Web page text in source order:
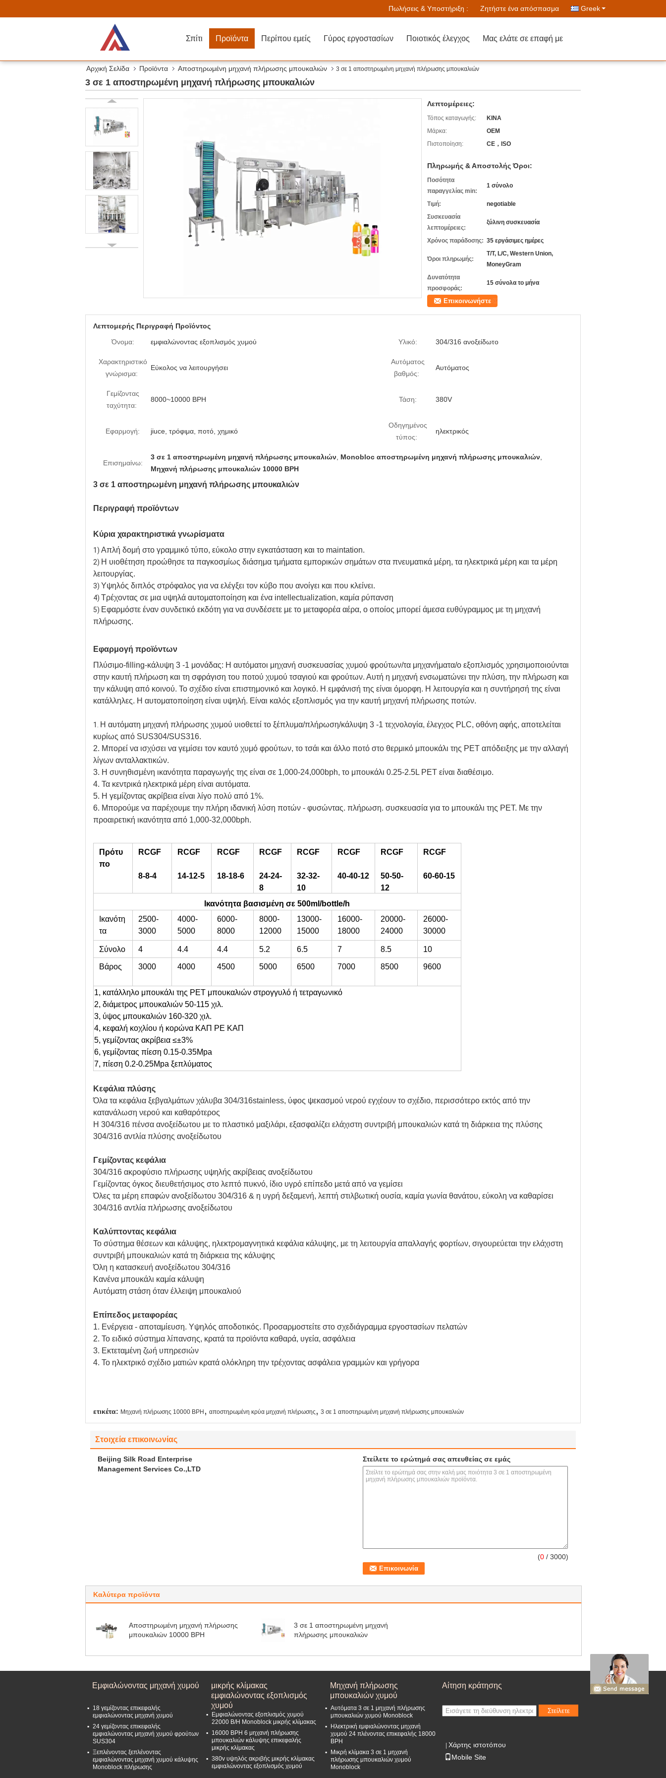
Πωλήσεις & Υποστήριξη : Ζητήστε ένα απόσπασμα Greek
Σπίτι Προϊόντα Περίπου εμείς Γύρος εργοστασίων Ποιοτικός έλεγχος Μας ελάτε σε επαφή με
Αρχική Σελίδα Προϊόντα Αποστηρωμένη μηχανή πλήρωσης μπουκαλιών 3 σε 1 αποστηρωμένη μηχανή πλήρωσης μπουκαλιών
3 σε 1 αποστηρωμένη μηχανή πλήρωσης μπουκαλιών
Λεπτομέρειες:
Τόπος καταγωγής:
ΚΙΝΑ
Μάρκα:
OEM
Πιστοποίηση:
CE，ISO
Πληρωμής & Αποστολής Όροι:
Ποσότητα
παραγγελίας min:
1 σύνολο
Τιμή:
negotiable
Συσκευασία
λεπτομέρειες:
ξύλινη συσκευασία
Χρόνος παράδοσης: 35 εργάσιμες ημέρες
Όροι πληρωμής:
T/T, L/C, Western Union,
MoneyGram
Δυνατότητα
προσφοράς:
15 σύνολα το μήνα
Επικοινωνήστε
Λεπτομερής Περιγραφή Προϊόντος
Όνομα:
εμφιαλώνοντας εξοπλισμός χυμού Υλικό: 304/316 ανοξείδωτο
Χαρακτηριστικό
γνώρισμα:
Εύκολος να λειτουργήσει
Αυτόματος
βαθμός:
Αυτόματος
Γεμίζοντας
ταχύτητα:
8000~10000 BPH Τάση: 380V
Εφαρμογή: jiuce, τρόφιμα, ποτό, χημικό
Οδηγημένος
τύπος:
ηλεκτρικός
Επισημαίνω:
3 σε 1 αποστηρωμένη μηχανή πλήρωσης μπουκαλιών Monobloc αποστηρωμένη μηχανή πλήρωσης μπουκαλιών
Μηχανή πλήρωσης μπουκαλιών 10000 BPH
3 σε 1 αποστηρωμένη μηχανή πλήρωσης μπουκαλιών
Περιγραφή προϊόντων
Κύρια χαρακτηριστικά γνωρίσματα
1) Απλή δομή στο γραμμικό τύπο, εύκολο στην εγκατάσταση και το maintation.
2) Η υιοθέτηση προώθησε τα παγκοσμίως διάσημα τμήματα εμπορικών σημάτων στα πνευματικά μέρη, τα ηλεκτρικά μέρη και τα μέρη
λειτουργίας.
3) Υψηλός διπλός στρόφαλος για να ελέγξει τον κύβο που ανοίγει και που κλείνει.
4) Τρέχοντας σε μια υψηλά αυτοματοποίηση και ένα intellectualization, καμία ρύπανση
5) Εφαρμόστε έναν συνδετικό εκδότη για να συνδέσετε με το μεταφορέα αέρα, ο οποίος μπορεί άμεσα ευθύγραμμος με τη μηχανή
πλήρωσης.
Εφαρμογή προϊόντων
Πλύσιμο-filling-κάλυψη 3 -1 μονάδας: Η αυτόματοι μηχανή συσκευασίας χυμού φρούτων/τα μηχανήματα/ο εξοπλισμός χρησιμοποιούνται
στην καυτή πλήρωση και τη σφράγιση του ποτού χυμού τσαγιού και φρούτων. Αυτή η μηχανή ενσωματώνει την πλύση, την πλήρωση και
την κάλυψη από κοινού. Το σχέδιο είναι επιστημονικό και λογικό. Η εμφάνισή της είναι όμορφη. Η λειτουργία και η συντήρησή της είναι
κατάλληλες. Η αυτοματοποίηση είναι υψηλή. Είναι καλός εξοπλισμός για την καυτή μηχανή πλήρωσης ποτών.
1.
Η αυτόματη μηχανή πλήρωσης χυμού υιοθετεί το ξέπλυμα/πλήρωση/κάλυψη 3 -1 τεχνολογία, έλεγχος PLC, οθόνη αφής, αποτελείται
κυρίως από SUS304/SUS316.
2. Μπορεί να ισχύσει να γεμίσει τον καυτό χυμό φρούτων, το τσάι και άλλο ποτό στο θερμικό μπουκάλι της PET απόδειξης με την αλλαγή
λίγων ανταλλακτικών.
3. Η συνηθισμένη ικανότητα παραγωγής της είναι σε 1,000-24,000bph, το μπουκάλι 0.25-2.5L PET είναι διαθέσιμο.
4. Τα κεντρικά ηλεκτρικά μέρη είναι αυτόματα.
5. Η γεμίζοντας ακρίβεια είναι λίγο πολύ από 1%.
6. Μπορούμε να παρέχουμε την πλήρη ιδανική λύση ποτών - φυσώντας. πλήρωση. συσκευασία για το μπουκάλι της PET. Με την
προαιρετική ικανότητα από 1,000-32,000bph.
Πρότυ
πο
RCGF
8-8-4
RCGF
14-12-5
RCGF
18-18-6
RCGF
24-24-
8
RCGF
32-32-
10
RCGF
40-40-12
RCGF
50-50-
12
RCGF
60-60-15
Ικανότητα βασισμένη σε 500ml/bottle/h
Ικανότη
τα
2500-
3000
4000-
5000
6000-
8000
8000-
12000
13000-
15000
16000-
18000
20000-
24000
26000-
30000
Σύνολο
δύναμη
4 4.4 4.4 5.2 6.5 7 8.5 10
Βάρος 3000 4000 4500 5000 6500 7000 8500 9600
1, κατάλληλο μπουκάλι της PET μπουκαλιών στρογγυλό ή τετραγωνικό
2, διάμετρος μπουκαλιών 50-115 χιλ.
3, ύψος μπουκαλιών 160-320 χιλ.
4, κεφαλή κοχλίου ή κορώνα ΚΑΠ PE ΚΑΠ
5, γεμίζοντας ακρίβεια ≤±3%
6, γεμίζοντας πίεση 0.15-0.35Mpa
7, πίεση 0.2-0.25Mpa ξεπλύματος
Κεφάλια πλύσης
Όλα τα κεφάλια ξεβγαλμάτων χάλυβα 304/316stainless, ύφος ψεκασμού νερού εγχέουν το σχέδιο, περισσότερο εκτός από την
κατανάλωση νερού και καθαρότερος
Η 304/316 πένσα ανοξείδωτου με το πλαστικό μαξιλάρι, εξασφαλίζει ελάχιστη συντριβή μπουκαλιών κατά τη διάρκεια της πλύσης
304/316 αντλία πλύσης ανοξείδωτου
Γεμίζοντας κεφάλια
304/316 ακροφύσιο πλήρωσης υψηλής ακρίβειας ανοξείδωτου
Γεμίζοντας όγκος διευθετήσιμος στο λεπτό πυκνό, ίδιο υγρό επίπεδο μετά από να γεμίσει
Όλες τα μέρη επαφών ανοξείδωτου 304/316 & η υγρή δεξαμενή, λεπτή στιλβωτική ουσία, καμία γωνία θανάτου, εύκολη να καθαρίσει
304/316 αντλία πλήρωσης ανοξείδωτου
Καλύπτοντας κεφάλια
Το σύστημα θέσεων και κάλυψης, ηλεκτρομαγνητικά κεφάλια κάλυψης, με τη λειτουργία απαλλαγής φορτίων, σιγουρεύεται την ελάχιστη
συντριβή μπουκαλιών κατά τη διάρκεια της κάλυψης
Όλη η κατασκευή ανοξείδωτου 304/316
Κανένα μπουκάλι καμία κάλυψη
Αυτόματη στάση όταν έλλειψη μπουκαλιού
Επίπεδος μεταφορέας
1. Ενέργεια - αποταμίευση. Υψηλός αποδοτικός. Προσαρμοστείτε στο σχεδιάγραμμα εργοστασίων πελατών
2. Το ειδικό σύστημα λίπανσης, κρατά τα προϊόντα καθαρά, υγεία, ασφάλεια
3. Εκτεταμένη ζωή υπηρεσιών
4. Το ηλεκτρικό σχέδιο ματιών κρατά ολόκληρη την τρέχοντας ασφάλεια γραμμών και γρήγορα
ετικέτα: Μηχανή πλήρωσης 10000 BPH , αποστηρωμένη κρύα μηχανή πλήρωσης , 3 σε 1 αποστηρωμένη μηχανή πλήρωσης μπουκαλιών
Στοιχεία επικοινωνίας
Beijing Silk Road Enterprise
Management Services Co.,LTD
Στείλετε το ερώτημά σας απευθείας σε εμάς
(0 / 3000)
Καλύτερα προϊόντα
Αποστηρωμένη μηχανή πλήρωσης
μπουκαλιών 10000 BPH
3 σε 1 αποστηρωμένη μηχανή
πλήρωσης μπουκαλιών
Εμφιαλώνοντας μηχανή χυμού
18 γεμίζοντας επικεφαλής
εμφιαλώνοντας μηχανή χυμού
24 γεμίζοντας επικεφαλής
εμφιαλώνοντας μηχανή χυμού φρούτων
SUS304
Ξεπλένοντας ξεπλένοντας
εμφιαλώνοντας μηχανή χυμού κάλυψης
Monoblock πλήρωσης
μικρής κλίμακας
εμφιαλώνοντας εξοπλισμός
χυμού
Εμφιαλώνοντας εξοπλισμός χυμού
22000 B/H Monoblock μικρής κλίμακας
16000 BPH 6 μηχανή πλήρωσης
μπουκαλιών κάλυψης επικεφαλής
μικρής κλίμακας
380v υψηλός ακριβής μικρής κλίμακας
εμφιαλώνοντας εξοπλισμός χυμού
Μηχανή πλήρωσης
μπουκαλιών χυμού
Αυτόματα 3 σε 1 μηχανή πλήρωσης
μπουκαλιών χυμού Monoblock
Ηλεκτρική εμφιαλώνοντας μηχανή
χυμού 24 πλένοντας επικεφαλής 18000
BPH
Μικρή κλίμακα 3 σε 1 μηχανή
πλήρωσης μπουκαλιών χυμού
Monoblock
Αίτηση κράτησης
Στείλετε
Χάρτης ιστοτόπου
Mobile Site